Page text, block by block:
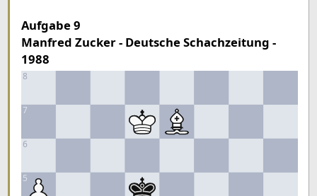
Aufgabe 9
Manfred Zucker - Deutsche Schachzeitung -
1988
8
7
6
5